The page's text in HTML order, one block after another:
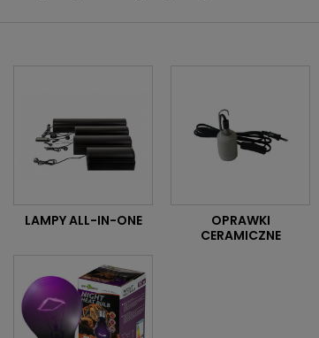
LAMPY ALL-IN-ONE
OPRAWKI
CERAMICZNE